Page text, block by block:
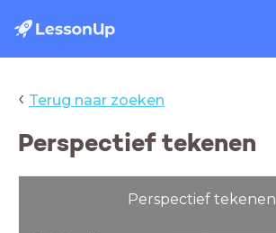
‹ Terug naar zoeken
Perspectief tekenen
Perspectief tekenen